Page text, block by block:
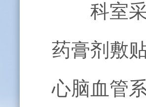
科室采
药膏剂敷
心脑血管